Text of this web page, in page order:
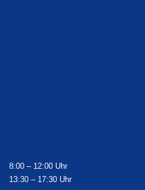
8:00 – 12:00 Uhr
13:30 – 17:30 Uhr